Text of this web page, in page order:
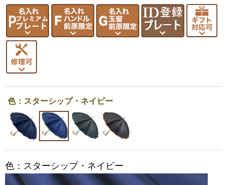
色：スターシップ・ネイビー
色：スターシップ・ネイビー